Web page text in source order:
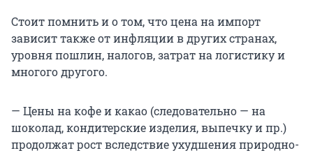
Стоит помнить и о том, что цена на импорт
зависит также от инфляции в других странах,
уровня пошлин, налогов, затрат на логистику и
многого другого.
— Цены на кофе и какао (следовательно — на
шоколад, кондитерские изделия, выпечку и пр.)
продолжат рост вследствие ухудшения природно-